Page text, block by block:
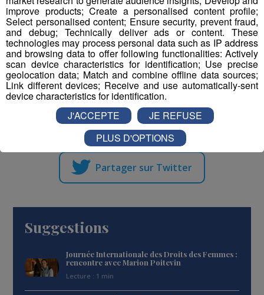
21h : Women's Skimo Project Islande (26') +
Women's Skimo Project Japon (13') + Géraldine
Fasnacht, la femme oiseau (13')
22h : Au nom des miens
Partager sur Facebook
Partager sur Twitter
Suggestions
Journée Internationale des Droits des Femmes :
rencontre avec Marion Poitevin
Lecture : 1 min
improve products; Create a personalised content profile;
Select personalised content; Ensure security, prevent fraud,
and debug; Technically deliver ads or content. These
technologies may process personal data such as IP address
and browsing data to offer following functionalities: Actively
scan device characteristics for identification; Use precise
geolocation data; Match and combine offline data sources;
Link different devices; Receive and use automatically-sent
device characteristics for identification.
J'ACCEPTE
JE REFUSE
PLUS D'OPTIONS